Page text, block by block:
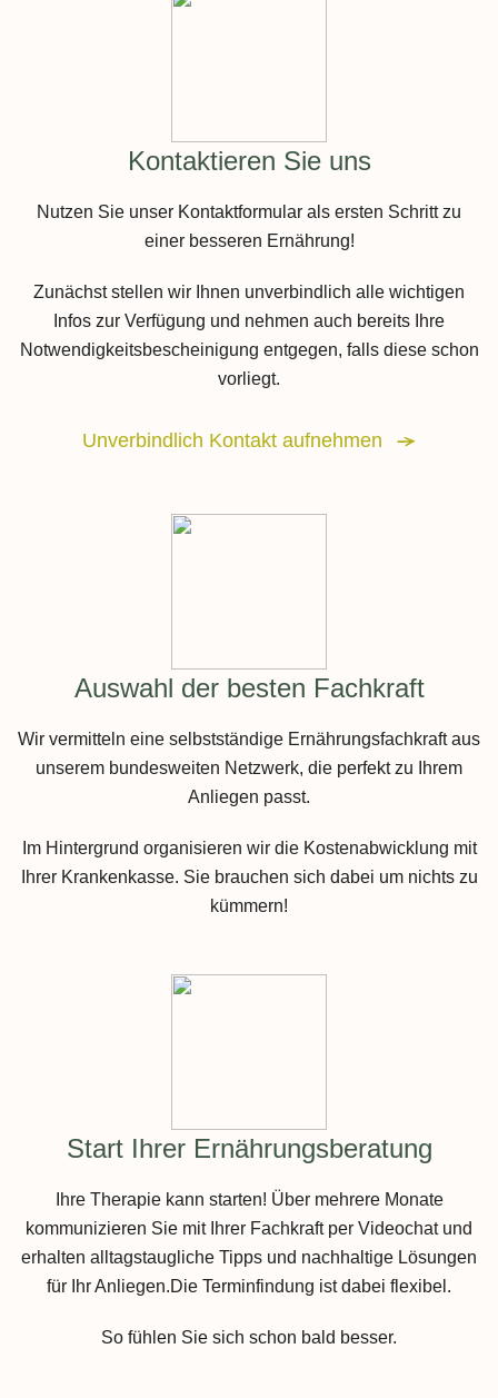
Kontaktieren Sie uns
Nutzen Sie unser Kontaktformular als ersten Schritt zu
einer besseren Ernährung!
Zunächst stellen wir Ihnen unverbindlich alle wichtigen
Infos zur Verfügung und nehmen auch bereits Ihre
Notwendigkeitsbescheinigung entgegen, falls diese schon
vorliegt.
Unverbindlich Kontakt aufnehmen
Auswahl der besten Fachkraft
Wir vermitteln eine selbstständige Ernährungsfachkraft aus
unserem bundesweiten Netzwerk, die perfekt zu Ihrem
Anliegen passt.
Im Hintergrund organisieren wir die Kostenabwicklung mit
Ihrer Krankenkasse. Sie brauchen sich dabei um nichts zu
kümmern!
Start Ihrer Ernährungsberatung
Ihre Therapie kann starten! Über mehrere Monate
kommunizieren Sie mit Ihrer Fachkraft per Videochat und
erhalten alltagstaugliche Tipps und nachhaltige Lösungen
für Ihr Anliegen.Die Terminfindung ist dabei flexibel.
So fühlen Sie sich schon bald besser.